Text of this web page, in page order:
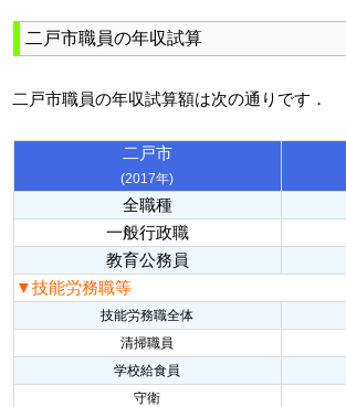
二戸市職員の年収試算
二戸市職員の年収試算額は次の通りです．
二戸市
(2017年)
全職種
一般行政職
教育公務員
▼技能労務職等
技能労務職全体
清掃職員
学校給食員
守衛